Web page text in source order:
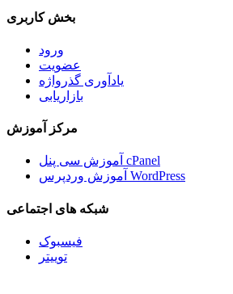
بخش کاربری
ورود
عضویت
یادآوری گذرواژه
بازاریابی
مرکز آموزش
آموزش سی پنل cPanel
آموزش وردپرس WordPress
شبکه های اجتماعی
فیسبوک
توییتر